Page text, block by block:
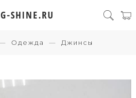
G-SHINE.RU
Одежда Джинсы